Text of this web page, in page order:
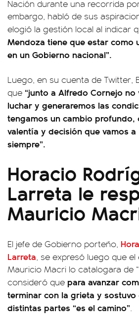
Nación durante una recorrida
embargo, habló de sus
elogió la gestión local al indicar
Mendoza tiene que estar como
en un Gobierno nacional”.
Luego, en su cuenta de Twitter,
que “junto a Alfredo Cornejo
luchar y generaremos las
tengamos un cambio profundo,
valentía y decisión que vamos
siempre”.
Horacio
Larreta le
Mauricio
El jefe de Gobierno porteño,
Larreta, se expresó luego que el
Mauricio Macri lo catalogara de
consideró que para avanzar
terminar con la grieta y sostuvo
distintas partes “es el camino”.